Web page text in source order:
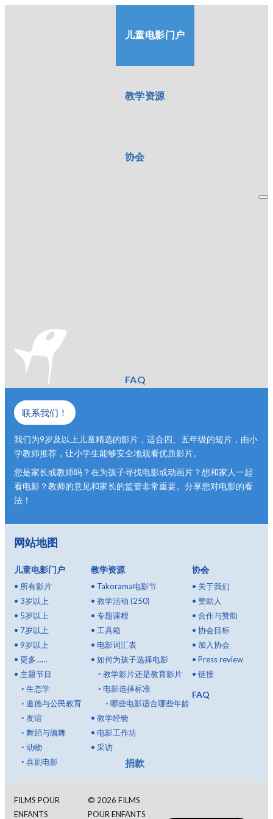
儿童电影门户
教学资源
协会
FAQ
捐款
联系我们！
我们为9岁及以上儿童精选的影片，适合四、五年级的短片，由小
学教师推荐，让小学生能够安全地观看优质影片。
您是家长或教师吗？在为孩子寻找电影或动画片？想和家人一起
看电影？教师的意见和家长的监管非常重要。分享您对电影的看
法！
网站地图
儿童电影门户
• 所有影片
• 3岁以上
• 5岁以上
• 7岁以上
• 9岁以上
• 更多……
• 主题节目
◦ 生态学
◦ 道德与公民教育
◦ 友谊
◦ 舞蹈与编舞
◦ 动物
◦ 喜剧电影
教学资源
• Takorama电影节
• 教学活动 (250)
• 专题课程
• 工具箱
• 电影词汇表
• 如何为孩子选择电影
◦ 教学影片还是教育影片
◦ 电影选择标准
◦ 哪些电影适合哪些年龄
• 教学经验
• 电影工作坊
• 采访
协会
• 关于我们
•赞助人
•合作与赞助
•协会目标
• 加入协会
•Press review
•链接
FAQ
FILMS POUR
ENFANTS
© 2026 FILMS
POUR ENFANTS